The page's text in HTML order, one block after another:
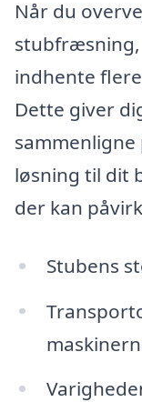
Når du
stubfræsning,
indhente
Dette giver
løsning til dit
der kan
Stubens